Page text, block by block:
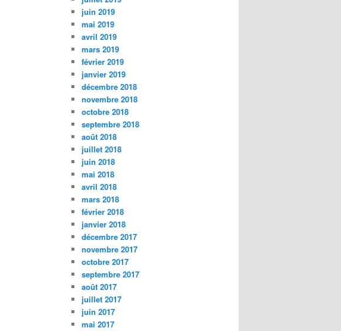
juin 2019
mai 2019
avril 2019
mars 2019
février 2019
janvier 2019
décembre 2018
novembre 2018
octobre 2018
septembre 2018
août 2018
juillet 2018
juin 2018
mai 2018
avril 2018
mars 2018
février 2018
janvier 2018
décembre 2017
novembre 2017
octobre 2017
septembre 2017
août 2017
juillet 2017
juin 2017
mai 2017